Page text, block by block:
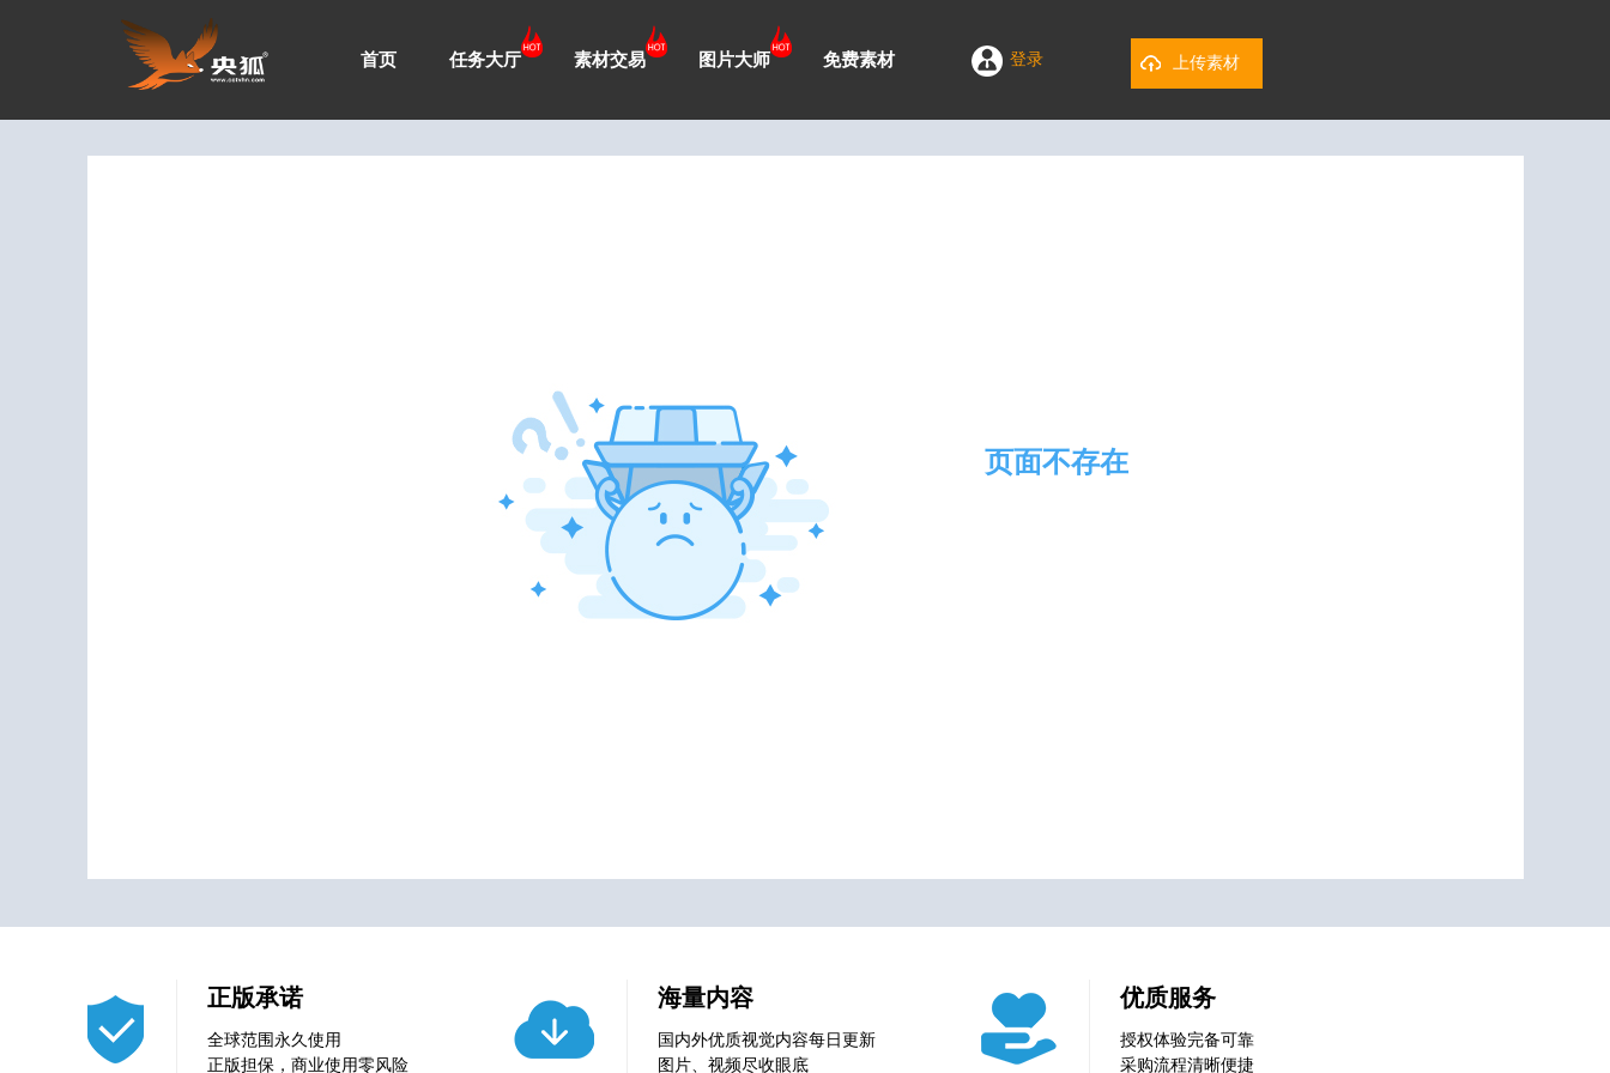
首页 任务大厅 素材交易 图片大师 免费素材 上传素材
登录
页面不存在
正版承诺
全球范围永久使用
正版担保，商业使用零风险
海量内容
国内外优质视觉内容每日更新
图片、视频尽收眼底
优质服务
授权体验完备可靠
采购流程清晰便捷